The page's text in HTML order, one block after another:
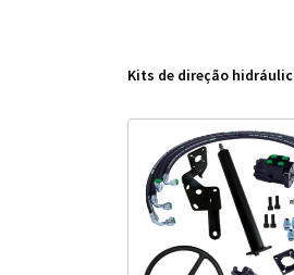
Kits de direção